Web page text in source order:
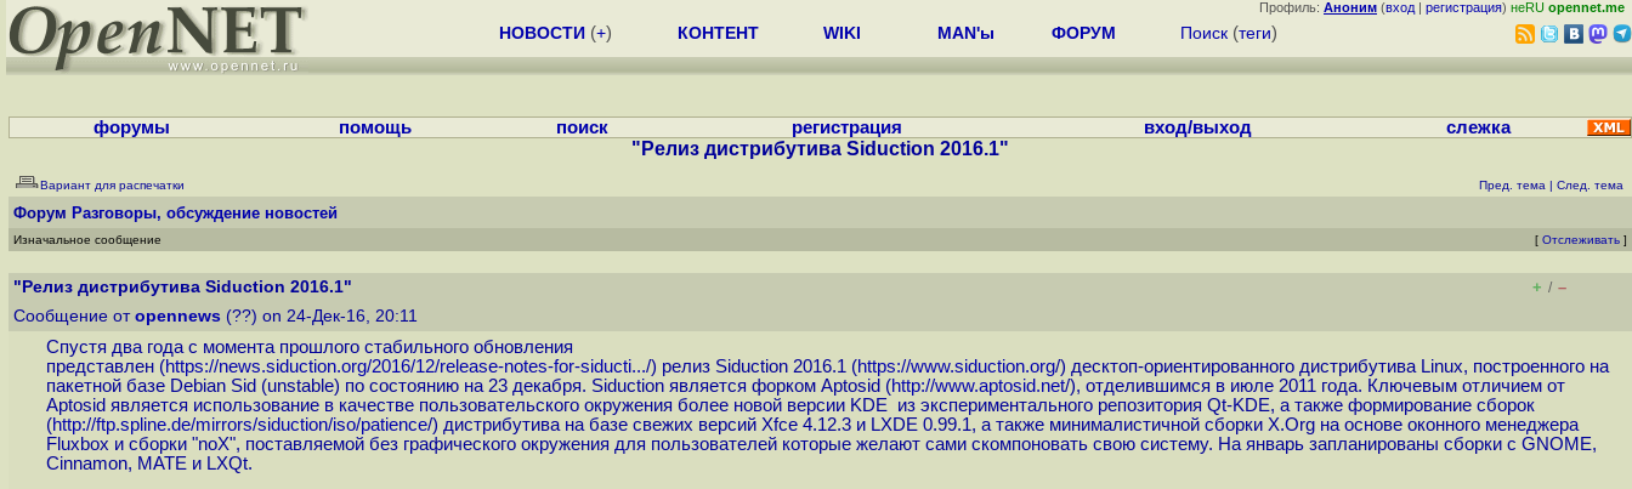
Профиль: Аноним (вход | регистрация) неRU opennet.me
НОВОСТИ (+) КОНТЕНТ WIKI MAN'ы ФОРУМ Поиск (теги)
форумы помощь поиск регистрация вход/выход слежка
"Релиз дистрибутива Siduction 2016.1"
Вариант для распечатки Пред. тема | След. тема
Форум Разговоры, обсуждение новостей
Изначальное сообщение [ Отслеживать ]
"Релиз дистрибутива Siduction 2016.1" + / –
Сообщение от opennews (??) on 24-Дек-16, 20:11
Спустя два года с момента прошлого стабильного обновления
представлен (https://news.siduction.org/2016/12/release-notes-for-siducti.../) релиз Siduction 2016.1 (https://www.siduction.org/) десктоп-ориентированного дистрибутива Linux, построенного на
пакетной базе Debian Sid (unstable) по состоянию на 23 декабря. Siduction является форком Aptosid (http://www.aptosid.net/), отделившимся в июле 2011 года. Ключевым отличием от
Aptosid является использование в качестве пользовательского окружения более новой версии KDE из экспериментального репозитория Qt-KDE, а также формирование сборок
(http://ftp.spline.de/mirrors/siduction/iso/patience/) дистрибутива на базе свежих версий Xfce 4.12.3 и LXDE 0.99.1, а также минималистичной сборки X.Org на основе оконного менеджера
Fluxbox и сборки "noX", поставляемой без графического окружения для пользователей которые желают сами скомпоновать свою систему. На январь запланированы сборки с GNOME,
Cinnamon, MATE и LXQt.